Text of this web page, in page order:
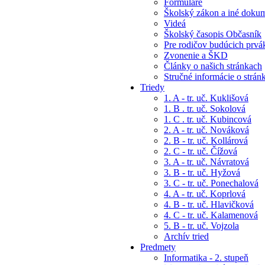
Školský zákon a iné
Videá
Školský časopis Občasník
Pre rodičov budúcich
Zvonenie a ŠKD
Články o našich stránkach
Stručné informácie o
Triedy
1. A - tr. uč. Kuklišová
1. B . tr. uč. Sokolová
1. C . tr. uč. Kubincová
2. A - tr. uč. Nováková
2. B - tr. uč. Kollárová
2. C - tr. uč. Čížová
3. A - tr. uč. Návratová
3. B - tr. uč. Hyžová
3. C - tr. uč. Ponechalová
4. A - tr. uč. Koprlová
4. B - tr. uč. Hlavičková
4. C - tr. uč. Kalamenová
5. B - tr. uč. Vojzola
Archív tried
Predmety
Informatika - 2. stupeň